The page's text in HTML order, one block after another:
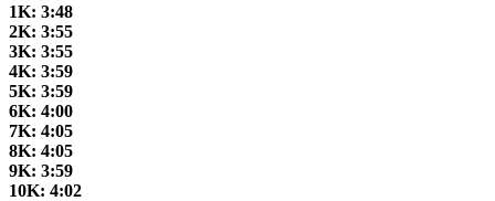
1K: 3:48
2K: 3:55
3K: 3:55
4K: 3:59
5K: 3:59
6K: 4:00
7K: 4:05
8K: 4:05
9K: 3:59
10K: 4:02